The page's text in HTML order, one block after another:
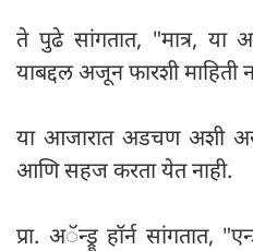
ते पुढे सांगतात, "मात्र, या
याबद्दल अजून फारशी माहिती
या आजारात अडचण अशी
आणि सहज करता येत नाही.
प्रा. अॅन्ड्रू हॉर्न सांगतात,